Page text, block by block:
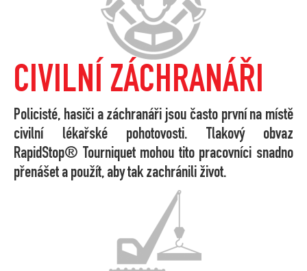
CIVILNÍ ZÁCHRANÁŘI
Policisté, hasiči a záchranáři jsou často první na místě
civilní lékařské pohotovosti. Tlakový obvaz
RapidStop® Tourniquet mohou tito pracovníci snadno
přenášet a použít, aby tak zachránili život.